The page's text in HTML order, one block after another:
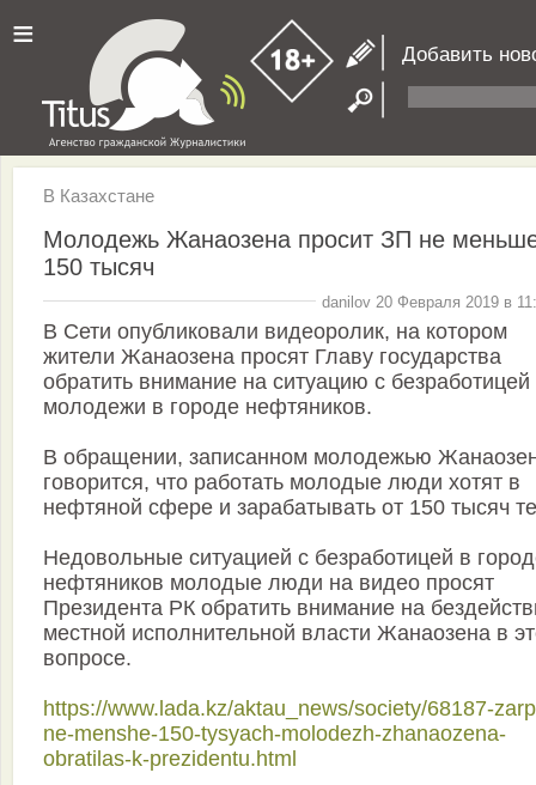
≡ Добавить
В Казахстане
Молодежь Жанаозена просит ЗП не
150 тысяч
danilov 20 Февраля 2019 в
В Сети опубликовали видеоролик, на котором
жители Жанаозена просят Главу государства
обратить внимание на ситуацию с безработицей
молодежи в городе нефтяников.
В обращении, записанном молодежью
говорится, что работать молодые люди хотят в
нефтяной сфере и зарабатывать от 150 тысяч
Недовольные ситуацией с безработицей в
нефтяников молодые люди на видео просят
Президента РК обратить внимание на
местной исполнительной власти Жанаозена в
вопросе.
https://www.lada.kz/aktau_news/society/68187-
ne-menshe-150-tysyach-molodezh-zhanaozena-
obratilas-k-prezidentu.html